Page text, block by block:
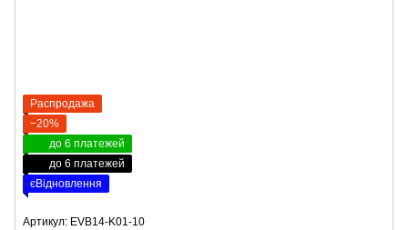
Распродажа
−20%
до 6 платежей
до 6 платежей
єВідновлення
Артикул: EVB14-K01-10